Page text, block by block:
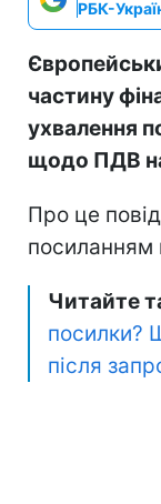
РБК-
частину
ухвалення
щодо ПДВ
Про це
посиланням
Читайте
посилки?
після